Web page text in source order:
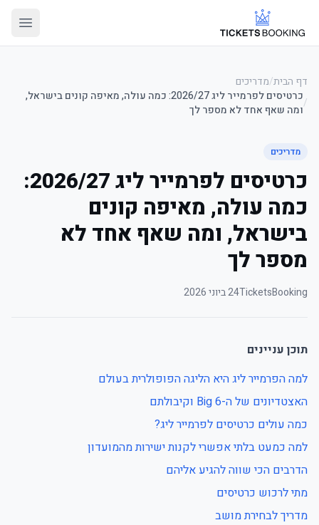
דף הבית/מדריכים
/
כרטיסים לפרמייר ליג 2026/27: כמה עולה, מאיפה קונים בישראל,
ומה שאף אחד לא מספר לך
מדריכים
כרטיסים לפרמייר ליג 2026/27:
כמה עולה, מאיפה קונים
בישראל, ומה שאף אחד לא
מספר לך
TicketsBooking24 ביוני 2026
תוכן עניינים
למה הפרמייר ליג היא הליגה הפופולרית בעולם
האצטדיונים של ה-Big 6 וקיבולתם
כמה עולים כרטיסים לפרמייר ליג?
למה כמעט בלתי אפשרי לקנות ישירות מהמועדון
הדרבים הכי שווה להגיע אליהם
מתי לרכוש כרטיסים
מדריך לבחירת מושב